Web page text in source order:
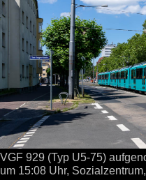
VGF 929 (Typ U5-75)
um 15:08 Uhr,